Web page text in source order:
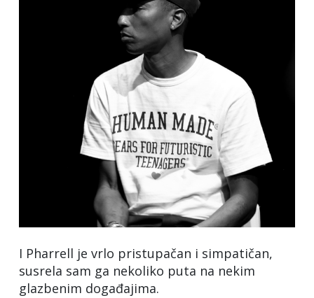
I Pharrell je vrlo pristupačan i simpatičan,
susrela sam ga nekoliko puta na nekim
glazbenim događajima.